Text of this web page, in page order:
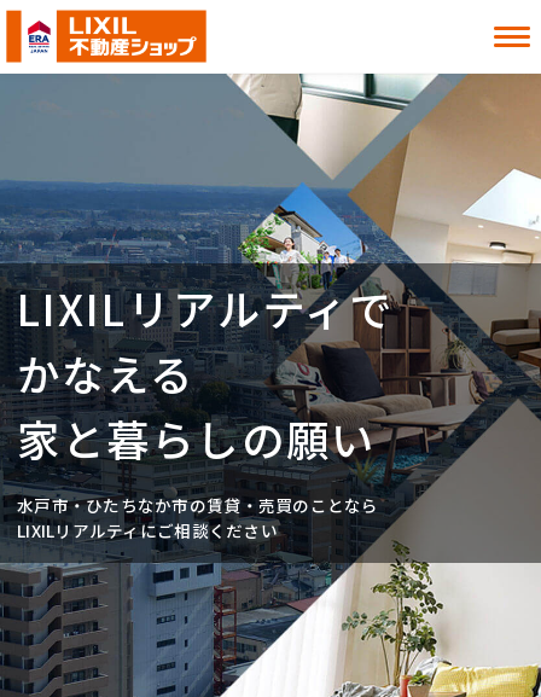
借りたい
貸したい
売りたい
お知らせ
お役立ち情報
よくある質問
MITOシル
事業内容
店舗案内
入居者様へ
会社情報
採用情報
お近くの店舗を探す
お問い合わせ
お気に入り物件
LIXILリアルティで
かなえる
家と暮らしの願い
水戸市・ひたちなか市の賃貸・売買のことなら
LIXILリアルティにご相談ください
2026.5.7 当社が利用する外部システム（いえらぶ社）への不正アクセスによる個人情報流出の可能性について
2026.7.29 令和8年熊本地震により被害に遭われた皆さまへ
2026.7.21 第32回ひたちなか祭り開催に伴う「勝田営業所」臨時休業のお知らせ